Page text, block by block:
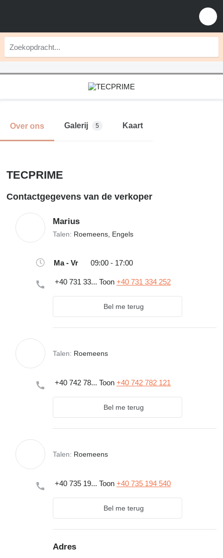
Over ons Galerij 5 Kaart
TECPRIME
Contactgegevens van de verkoper
Marius
Talen: Roemeens, Engels
Ma - Vr 09:00 - 17:00
+40 731 33... Toon +40 731 334 252
Bel me terug
Talen: Roemeens
+40 742 78... Toon +40 742 782 121
Bel me terug
Talen: Roemeens
+40 735 19... Toon +40 735 194 540
Bel me terug
Adres